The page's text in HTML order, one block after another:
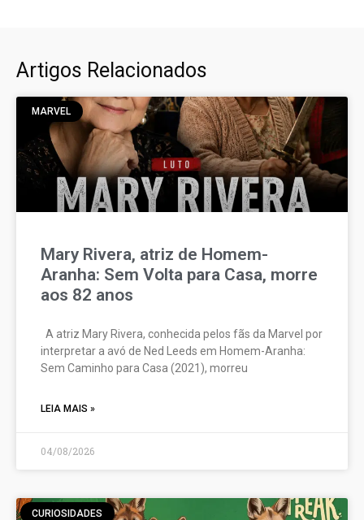
Artigos Relacionados
MARVEL
Mary Rivera, atriz de Homem-
Aranha: Sem Volta para Casa, morre
aos 82 anos
A atriz Mary Rivera, conhecida pelos fãs da Marvel por
interpretar a avó de Ned Leeds em Homem-Aranha:
Sem Caminho para Casa (2021), morreu
LEIA MAIS »
04/08/2026
CURIOSIDADES